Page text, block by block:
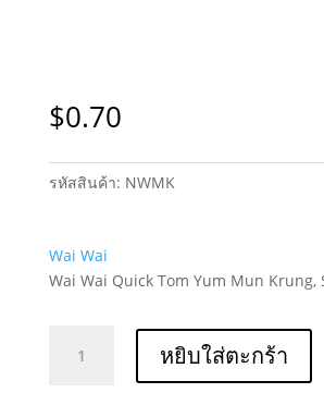
$0.70
รหัสสินค้า: NWMK
Wai Wai
Wai Wai Quick Tom Yum Mun Krung,
Wai หยิบใส่ตะกร้า